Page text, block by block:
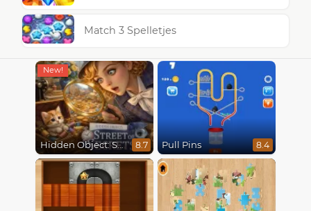
Match 3 Spelletjes
Hidden Object: Street Of Secrets 8.7 Pull Pins 8.4